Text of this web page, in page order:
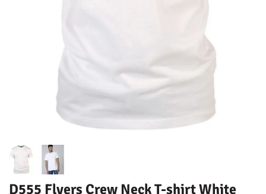
D555 Flyers Crew Neck T-shirt White